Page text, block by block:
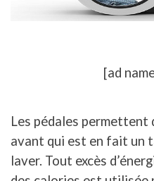
[ad
Les pédales
avant qui est en fait un
laver. Tout excès